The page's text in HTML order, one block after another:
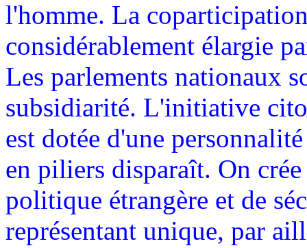
l'homme. La
considérablement élargie
Les parlements nationaux
subsidiarité. L'initiative
est dotée d'une
en piliers disparaît. On
politique étrangère et de
représentant unique, par